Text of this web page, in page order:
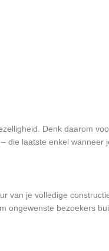
Denk daarom
die laatste enkel wanneer
van je volledige
ongewenste bezoekers